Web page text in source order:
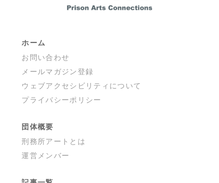
ホーム
お問い合わせ
メールマガジン登録
ウェブアクセシビリティについて
プライバシーポリシー
団体概要
刑務所アートとは
運営メンバー